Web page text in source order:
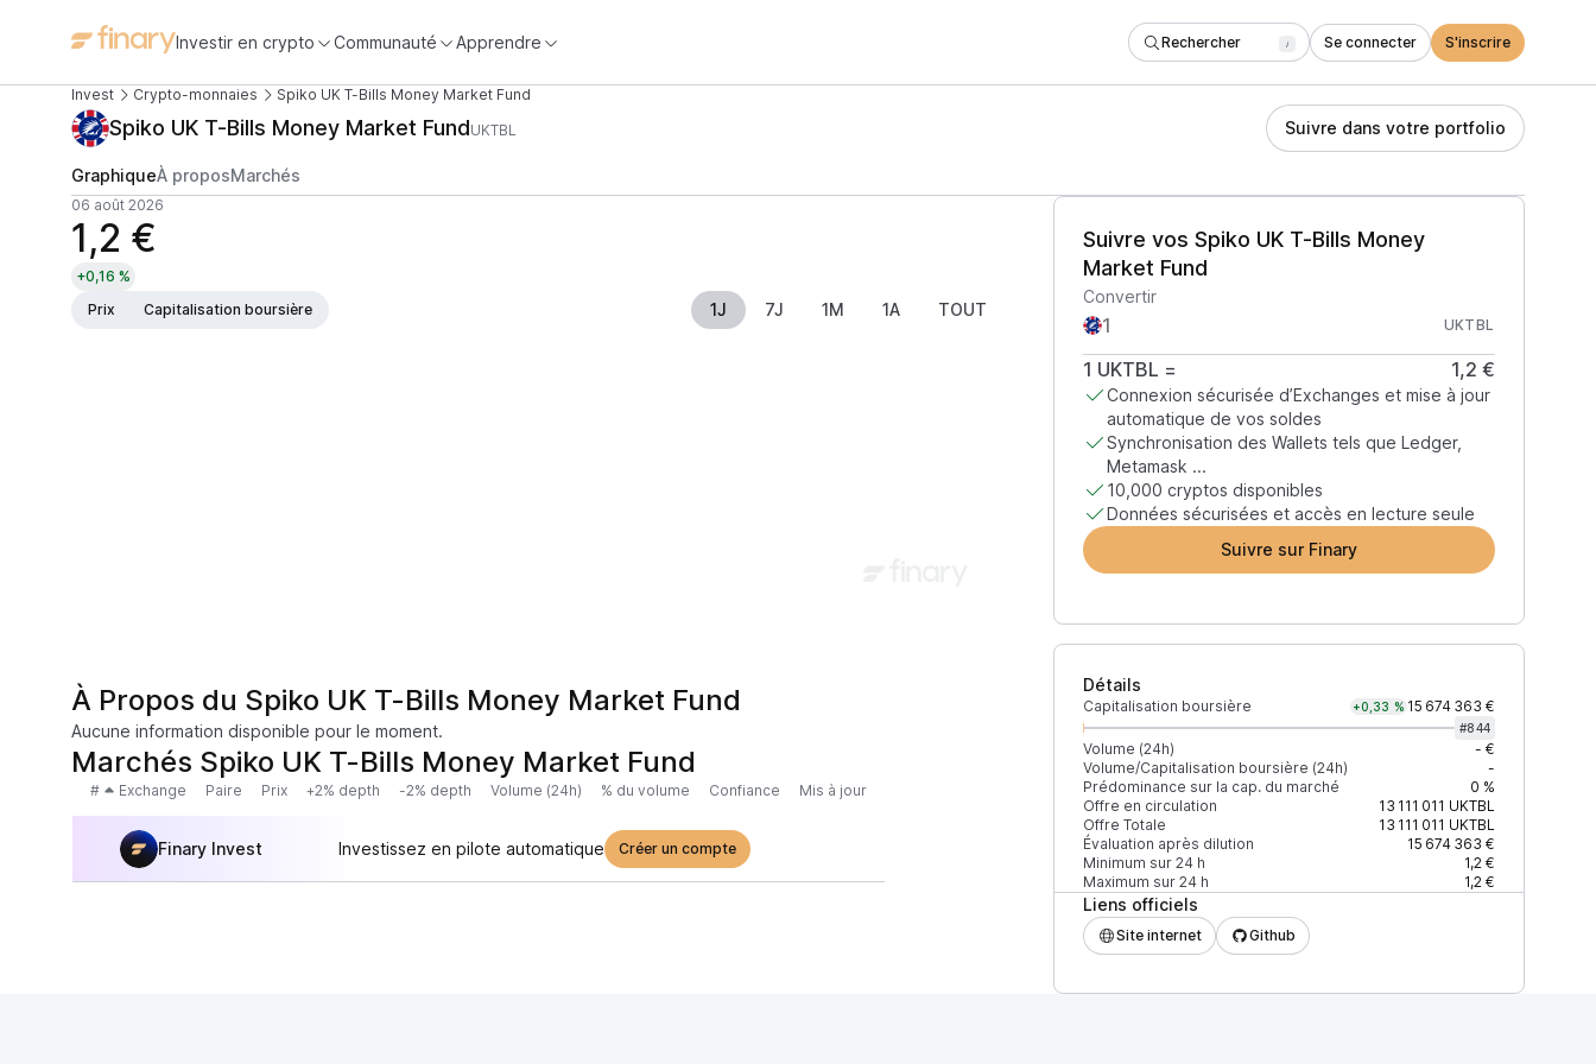
Investir en crypto Communauté Apprendre Rechercher / Se connecter S'inscrire
Invest Crypto-monnaies Spiko UK T-Bills Money Market Fund
Spiko UK T-Bills Money Market FundUKTBL Suivre dans votre portfolio
GraphiqueÀ proposMarchés
06 août 2026
1,2 €
+0,16 %
Prix
Capitalisation boursière 1J 7J 1M 1A TOUT
Suivre vos Spiko UK T-Bills Money
Market Fund
Convertir
UKTBL
1 UKTBL = 1,2 €
Connexion sécurisée d’Exchanges et mise à jour
automatique de vos soldes
Synchronisation des Wallets tels que Ledger,
Metamask ...
10,000 cryptos disponibles
Données sécurisées et accès en lecture seule
Suivre sur Finary
Détails
Capitalisation boursière +0,33 % 15 674 363 €
#844
Volume (24h)
- €
Volume/Capitalisation boursière (24h)
-
Prédominance sur la cap. du marché
0 %
Offre en circulation
13 111 011 UKTBL
Offre Totale
13 111 011 UKTBL
Évaluation après dilution
15 674 363 €
Minimum sur 24 h
1,2 €
Maximum sur 24 h
1,2 €
Liens officiels
Site internet Github
À Propos du Spiko UK T-Bills Money Market Fund
Aucune information disponible pour le moment.
Marchés Spiko UK T-Bills Money Market Fund
# Exchange Paire Prix +2% depth -2% depth Volume (24h) % du volume Confiance Mis à jour
Finary Invest Investissez en pilote automatique Créer un compte